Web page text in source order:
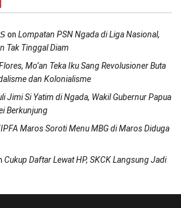
on Lompatan PSN Ngada di Liga Nasional,
Tak Tinggal Diam
Mo’an Teka Iku Sang Revolusioner Buta
dan Kolonialisme
Jimi Si Yatim di Ngada, Wakil Gubernur Papua
Berkunjung
Maros Soroti Menu MBG di Maros Diduga
Cukup Daftar Lewat HP, SKCK Langsung Jadi